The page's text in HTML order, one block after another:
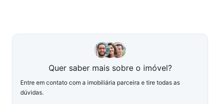
Quer saber mais sobre o imóvel?
Entre em contato com a imobiliária parceira e tire todas as
dúvidas.